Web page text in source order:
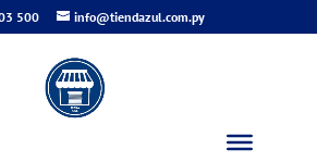
500 info@tiendazul.com.py